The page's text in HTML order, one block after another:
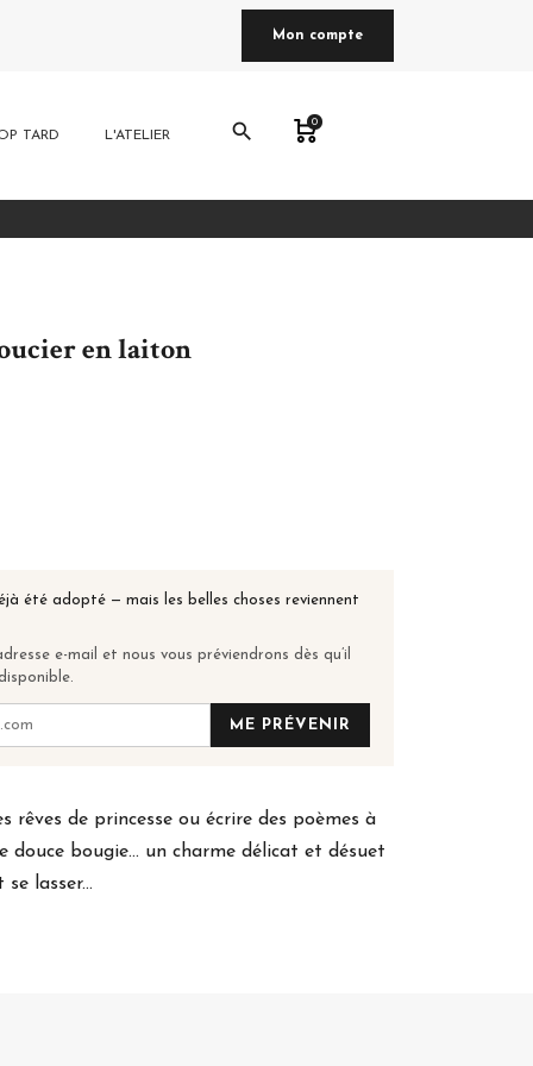
Mon compte
TARD L'ATELIER search 0
en laiton
été adopté — mais les belles choses reviennent
e-mail et nous vous préviendrons dès qu’il
ME PRÉVENIR
rêves de princesse ou écrire des poèmes à
douce bougie... un charme délicat et désuet
lasser...